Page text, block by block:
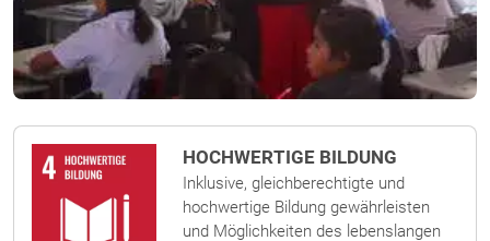
HOCHWERTIGE BILDUNG
Inklusive, gleichberechtigte und
hochwertige Bildung gewährleisten
und Möglichkeiten des lebenslangen